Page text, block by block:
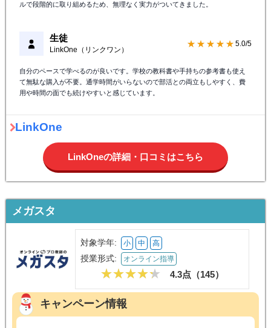
ルで段階的に取り組めるため、無理なく実力がついてきました。
生徒
LinkOne（リンクワン）
★★★★★ 5.0/5
自分のペースで学べるのが良いです。学校の教科書や手持ちの参考書も使え
て無駄な購入が不要。通学時間がいらないので部活との両立もしやすく、費
用や時間の面でも続けやすいと感じています。
LinkOne
LinkOneの詳細・口コミはこちら
メガスタ
対象学年: 小 中 高
授業形式: オンライン指導
4.3点（145）
キャンペーン情報